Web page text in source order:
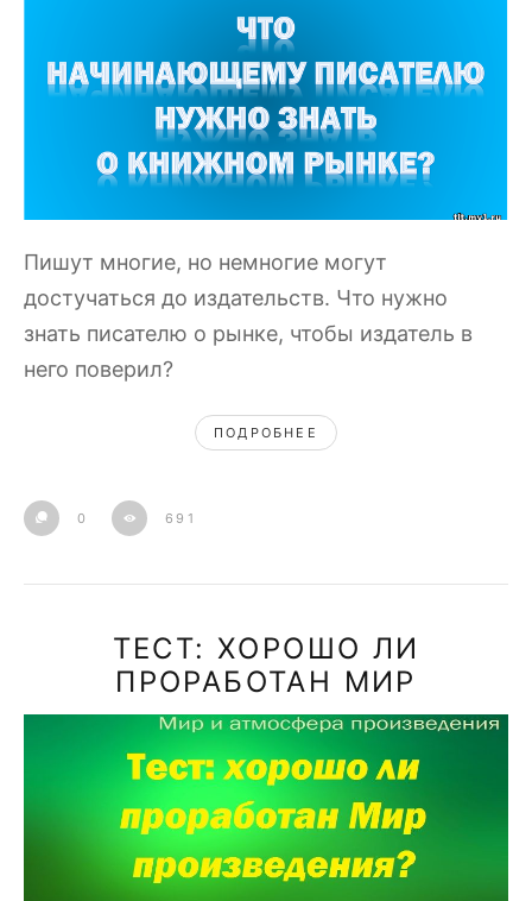
Пишут многие, но немногие могут
достучаться до издательств. Что нужно
знать писателю о рынке, чтобы издатель в
него поверил?
ПОДРОБНЕЕ
0 691
ТЕСТ: ХОРОШО ЛИ
ПРОРАБОТАН МИР